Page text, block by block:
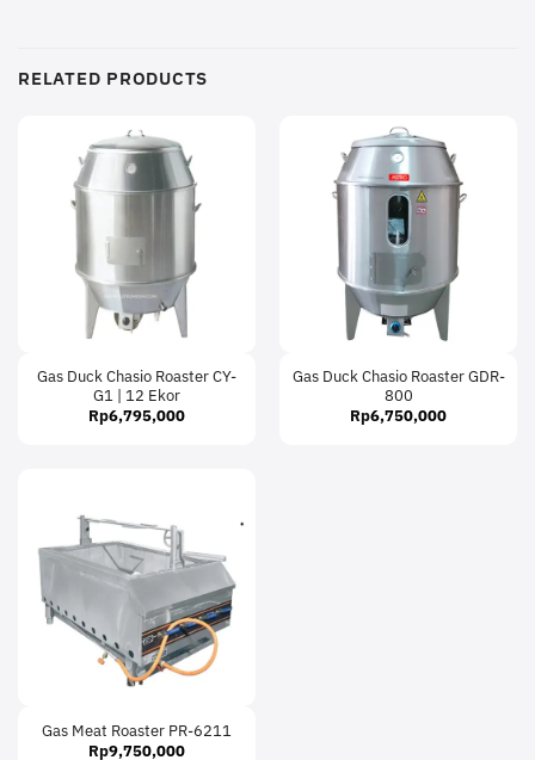
RELATED PRODUCTS
Gas Duck Chasio Roaster CY-
G1 | 12 Ekor
Rp6,795,000
Gas Duck Chasio Roaster GDR-
800
Rp6,750,000
Gas Meat Roaster PR-6211
Rp9,750,000